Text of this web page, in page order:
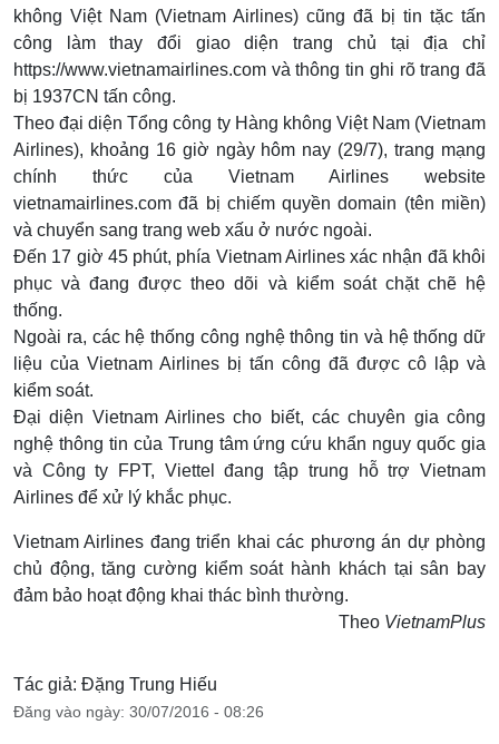
không Việt Nam (Vietnam Airlines) cũng đã bị tin tặc tấn
công làm thay đổi giao diện trang chủ tại địa chỉ
https://www.vietnamairlines.com và thông tin ghi rõ trang đã
bị 1937CN tấn công.
Theo đại diện Tổng công ty Hàng không Việt Nam (Vietnam
Airlines), khoảng 16 giờ ngày hôm nay (29/7), trang mạng
chính thức của Vietnam Airlines website
vietnamairlines.com đã bị chiếm quyền domain (tên miền)
và chuyển sang trang web xấu ở nước ngoài.
Đến 17 giờ 45 phút, phía Vietnam Airlines xác nhận đã khôi
phục và đang được theo dõi và kiểm soát chặt chẽ hệ
thống.
Ngoài ra, các hệ thống công nghệ thông tin và hệ thống dữ
liệu của Vietnam Airlines bị tấn công đã được cô lập và
kiểm soát.
Đại diện Vietnam Airlines cho biết, các chuyên gia công
nghệ thông tin của Trung tâm ứng cứu khẩn nguy quốc gia
và Công ty FPT, Viettel đang tập trung hỗ trợ Vietnam
Airlines để xử lý khắc phục.
Vietnam Airlines đang triển khai các phương án dự phòng
chủ động, tăng cường kiểm soát hành khách tại sân bay
đảm bảo hoạt động khai thác bình thường.
Theo VietnamPlus
Tác giả: Đặng Trung Hiếu
Đăng vào ngày: 30/07/2016 - 08:26